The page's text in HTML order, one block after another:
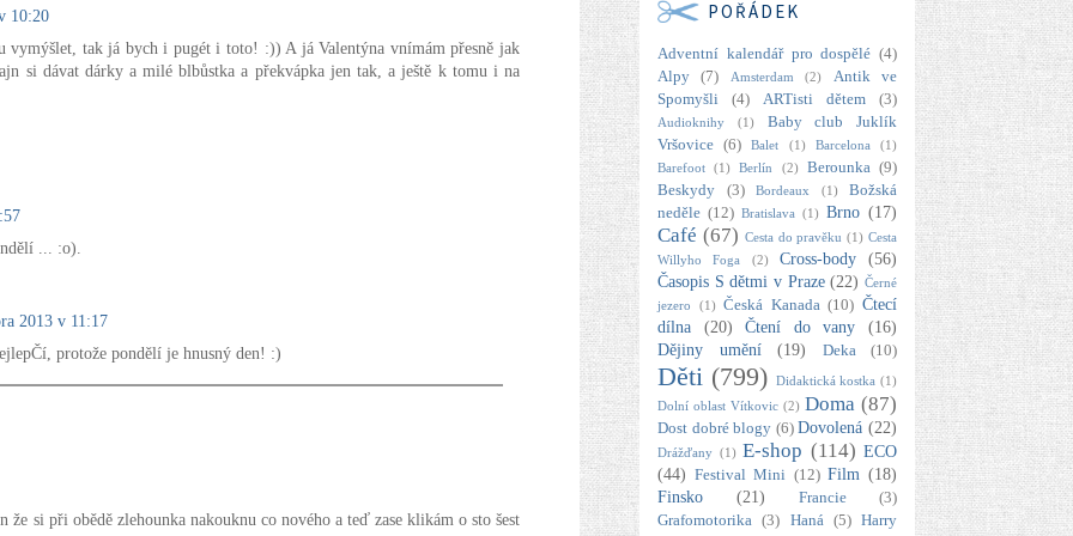
10:20
vymýšlet, tak já bych i pugét i toto! :)) A já Valentýna vnímám přesně jak
si dávat dárky a milé blbůstka a překvápka jen tak, a ještě k tomu i na
... :o).
2013 v 11:17
protože pondělí je hnusný den! :)
si při obědě zlehounka nakouknu co nového a teď zase klikám o sto šest
POŘÁDEK
Adventní kalendář pro dospělé (4)
Alpy
(7) Amsterdam (2)
Antik ve
Spomyšli
(4) ARTisti dětem (3)
Audioknihy (1)
Baby club Juklík
Vršovice (6) Balet (1) Barcelona
(1)
Barefoot
(1) Berlín (2) Berounka (9)
Beskydy
(3) Bordeaux (1)
Božská
neděle (12) Bratislava (1) Brno (17)
Café (67) Cesta do pravěku (1) Cesta
Willyho Foga
(2) Cross-body
(56)
Časopis S dětmi v Praze (22) Černé
jezero
(1) Česká Kanada (10) Čtecí
dílna
(20) Čtení do vany
(16)
Dějiny umění
(19) Deka (10)
Děti (799) Didaktická kostka (1)
Dolní oblast Vítkovic (2) Doma (87)
Dost dobré blogy (6) Dovolená (22)
Drážďany (1) E-shop (114) ECO
(44) Festival Mini (12) Film (18)
Finsko
(21) Francie
(3)
Grafomotorika (3) Haná (5) Harry